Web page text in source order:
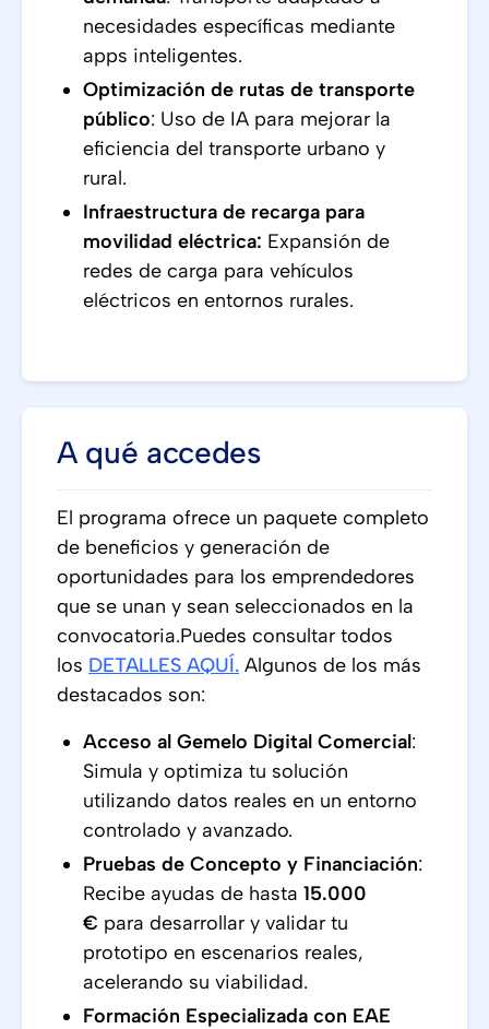
necesidades específicas mediante
apps inteligentes.
Optimización de rutas de transporte
público: Uso de IA para mejorar la
eficiencia del transporte urbano y
rural.
Infraestructura de recarga para
movilidad eléctrica: Expansión de
redes de carga para vehículos
eléctricos en entornos rurales.
A qué accedes
El programa ofrece un paquete completo
de beneficios y generación de
oportunidades para los emprendedores
que se unan y sean seleccionados en la
convocatoria.Puedes consultar todos
los DETALLES AQUÍ. Algunos de los más
destacados son:
Acceso al Gemelo Digital Comercial:
Simula y optimiza tu solución
utilizando datos reales en un entorno
controlado y avanzado.
Pruebas de Concepto y Financiación:
Recibe ayudas de hasta 15.000
€ para desarrollar y validar tu
prototipo en escenarios reales,
acelerando su viabilidad.
Formación Especializada con EAE